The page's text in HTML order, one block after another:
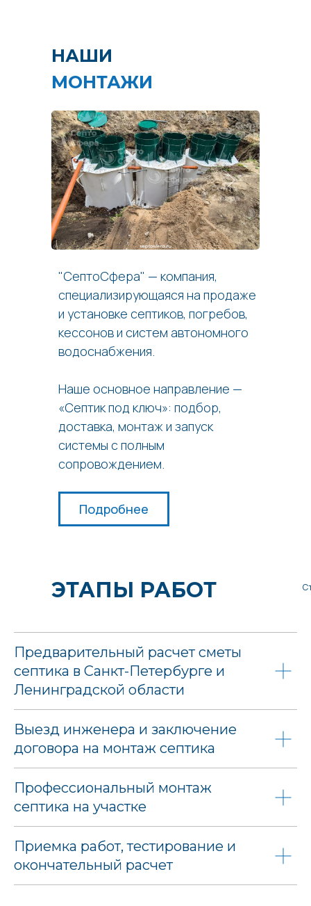
НАШИ
МОНТАЖИ
"СептоСфера" — компания,
специализирующаяся на продаже
и установке септиков, погребов,
кессонов и систем автономного
водоснабжения.
Наше основное направление —
«Септик под ключ»: подбор,
доставка, монтаж и запуск
системы с полным
сопровождением.
Подробнее
ЭТАПЫ РАБОТ
Предварительный расчет сметы
септика в Санкт-Петербурге и
Ленинградской области
Выезд инженера и заключение
договора на монтаж септика
Профессиональный монтаж
септика на участке
Приемка работ, тестирование и
окончательный расчет